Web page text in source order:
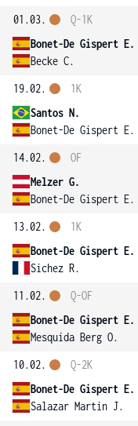
01.03.
Bonet-De Gispert E.
Becke C.
Q-1K
19.02.
Santos N.
Bonet-De Gispert E.
1K
14.02.
Melzer G.
Bonet-De Gispert E.
OF
13.02.
Bonet-De Gispert E.
Sichez R.
1K
11.02.
Bonet-De Gispert E.
Mesquida Berg O.
Q-OF
10.02.
Bonet-De Gispert E.
Salazar Martin J.
Q-2K